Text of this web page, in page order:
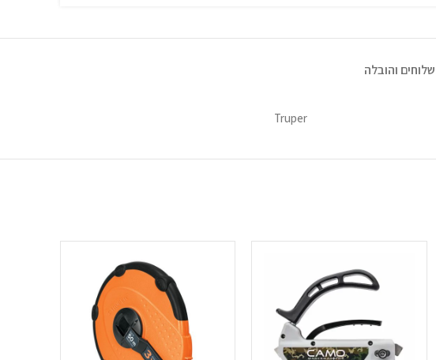
והובלה
Truper